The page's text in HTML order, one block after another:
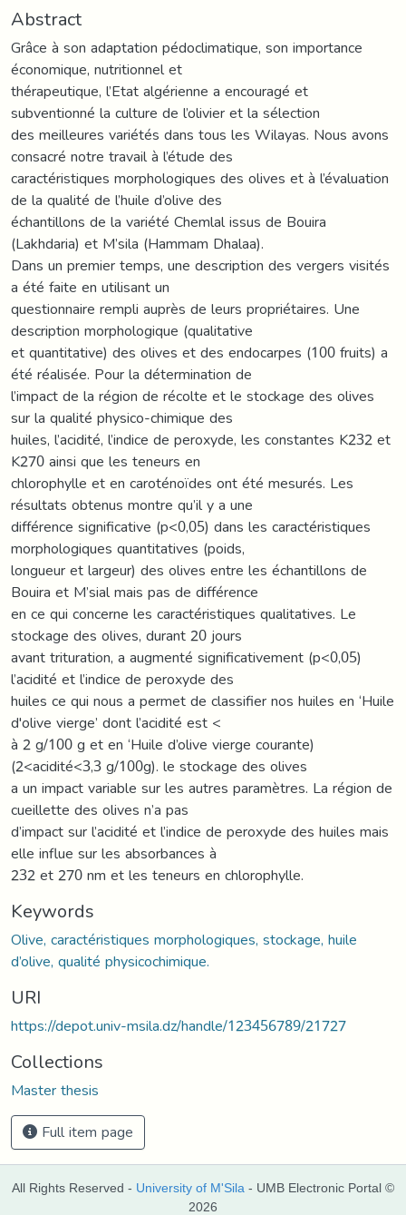
Abstract
Grâce à son adaptation pédoclimatique, son importance
économique, nutritionnel et
thérapeutique, l’Etat algérienne a encouragé et
subventionné la culture de l’olivier et la sélection
des meilleures variétés dans tous les Wilayas. Nous avons
consacré notre travail à l’étude des
caractéristiques morphologiques des olives et à l’évaluation
de la qualité de l’huile d’olive des
échantillons de la variété Chemlal issus de Bouira
(Lakhdaria) et M’sila (Hammam Dhalaa).
Dans un premier temps, une description des vergers visités
a été faite en utilisant un
questionnaire rempli auprès de leurs propriétaires. Une
description morphologique (qualitative
et quantitative) des olives et des endocarpes (100 fruits) a
été réalisée. Pour la détermination de
l’impact de la région de récolte et le stockage des olives
sur la qualité physico-chimique des
huiles, l’acidité, l’indice de peroxyde, les constantes K232 et
K270 ainsi que les teneurs en
chlorophylle et en caroténoïdes ont été mesurés. Les
résultats obtenus montre qu’il y a une
différence significative (p<0,05) dans les caractéristiques
morphologiques quantitatives (poids,
longueur et largeur) des olives entre les échantillons de
Bouira et M’sial mais pas de différence
en ce qui concerne les caractéristiques qualitatives. Le
stockage des olives, durant 20 jours
avant trituration, a augmenté significativement (p<0,05)
l’acidité et l’indice de peroxyde des
huiles ce qui nous a permet de classifier nos huiles en ‘Huile
d'olive vierge’ dont l’acidité est <
à 2 g/100 g et en ‘Huile d’olive vierge courante)
(2<acidité<3,3 g/100g). le stockage des olives
a un impact variable sur les autres paramètres. La région de
cueillette des olives n’a pas
d’impact sur l’acidité et l’indice de peroxyde des huiles mais
elle influe sur les absorbances à
232 et 270 nm et les teneurs en chlorophylle.
Keywords
Olive, caractéristiques morphologiques, stockage, huile
d’olive, qualité physicochimique.
URI
https://depot.univ-msila.dz/handle/123456789/21727
Collections
Master thesis
Full item page
All Rights Reserved - University of M'Sila - UMB Electronic Portal ©
2026